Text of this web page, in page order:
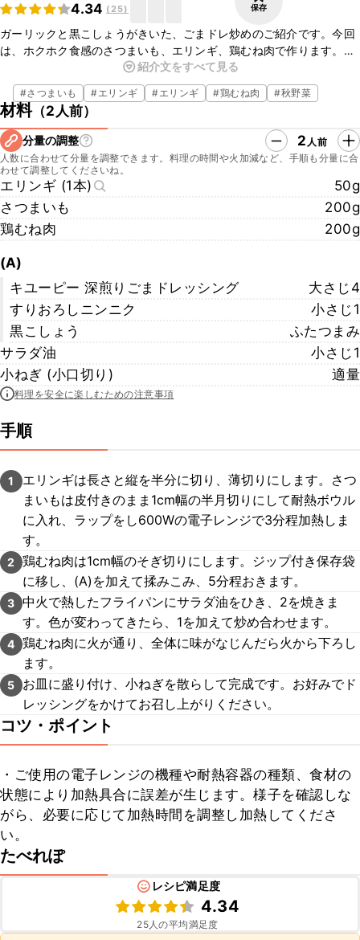
4.34 (25) 保存
ガーリックと黒こしょうがきいた、ごまドレ炒めのご紹介です。今回
は、ホクホク食感のさつまいも、エリンギ、鶏むね肉で作ります。決
め手は下味！鶏むね肉を「深煎りごまドレッシング」、すりおろしニ
ンニク、黒こしょうと一緒に5分漬け込めば、しっかりと味がつき、
ごはんがすすむおいしさに仕上がります。さらに鶏むね肉がしっとり
とやわらか食感になりますよ。マンネリしがちな炒めものの、レパー
トリーを増やしてみてくださいね！
紹介文をすべて見る
#さつまいも #エリンギ #エリンギ #鶏むね肉 #秋野菜
材料（2人前）
分量の調整 2 人前
人数に合わせて分量を調整できます。料理の時間や火加減など、手順も分量に合
わせて調整してくださいね。
エリンギ (1本)
50g
さつまいも
200g
鶏むね肉
200g
(A)
キユーピー 深煎りごまドレッシング
大さじ4
すりおろしニンニク
小さじ1
黒こしょう
ふたつまみ
サラダ油
小さじ1
小ねぎ (小口切り)
適量
料理を安全に楽しむための注意事項
手順
1
エリンギは長さと縦を半分に切り、薄切りにします。さつ
まいもは皮付きのまま1cm幅の半月切りにして耐熱ボウル
に入れ、ラップをし600Wの電子レンジで3分程加熱しま
す。
2
鶏むね肉は1cm幅のそぎ切りにします。ジップ付き保存袋
に移し、(A)を加えて揉みこみ、5分程おきます。
3 中火で熱したフライパンにサラダ油をひき、2を焼きま
す。色が変わってきたら、1を加えて炒め合わせます。
4 鶏むね肉に火が通り、全体に味がなじんだら火から下ろし
ます。
5
お皿に盛り付け、小ねぎを散らして完成です。お好みでド
レッシングをかけてお召し上がりください。
コツ・ポイント
・ご使用の電子レンジの機種や耐熱容器の種類、食材の
状態により加熱具合に誤差が生じます。様子を確認しな
がら、必要に応じて加熱時間を調整し加熱してくださ
い。
たべれぽ
レシピ満足度
4.34
25人の平均満足度